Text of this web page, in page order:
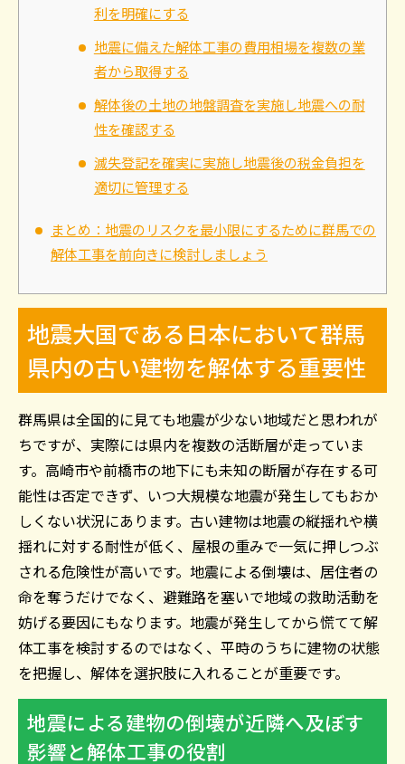
利を明確にする
地震に備えた解体工事の費用相場を複数の業
者から取得する
解体後の土地の地盤調査を実施し地震への耐
性を確認する
滅失登記を確実に実施し地震後の税金負担を
適切に管理する
まとめ：地震のリスクを最小限にするために群馬での
解体工事を前向きに検討しましょう
地震大国である日本において群馬
県内の古い建物を解体する重要性
群馬県は全国的に見ても地震が少ない地域だと思われが
ちですが、実際には県内を複数の活断層が走っていま
す。高崎市や前橋市の地下にも未知の断層が存在する可
能性は否定できず、いつ大規模な地震が発生してもおか
しくない状況にあります。古い建物は地震の縦揺れや横
揺れに対する耐性が低く、屋根の重みで一気に押しつぶ
される危険性が高いです。地震による倒壊は、居住者の
命を奪うだけでなく、避難路を塞いで地域の救助活動を
妨げる要因にもなります。地震が発生してから慌てて解
体工事を検討するのではなく、平時のうちに建物の状態
を把握し、解体を選択肢に入れることが重要です。
地震による建物の倒壊が近隣へ及ぼす
影響と解体工事の役割